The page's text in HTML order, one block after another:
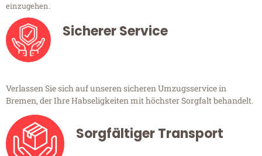
einzugehen.
Sicherer Service
Verlassen Sie sich auf unseren sicheren Umzugsservice in
Bremen, der Ihre Habseligkeiten mit höchster Sorgfalt behandelt.
Sorgfältiger Transport